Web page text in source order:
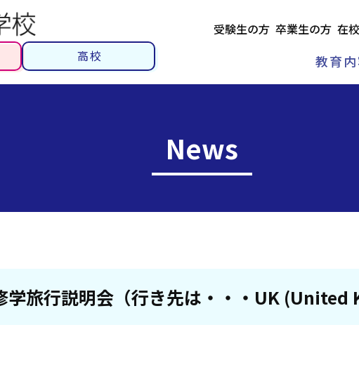
高校
受験生の方 卒業生の方 在
教育
News
学旅行説明会（行き先は・・・UK (United